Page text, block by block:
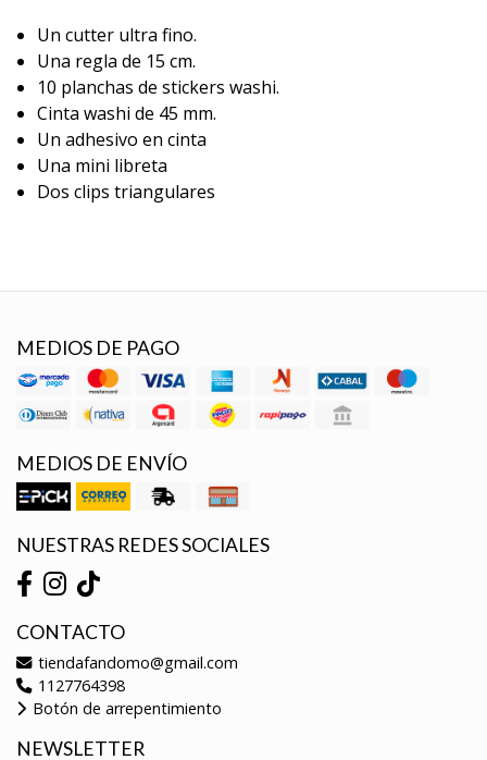
Un cutter ultra fino.
Una regla de 15 cm.
10 planchas de stickers washi.
Cinta washi de 45 mm.
Un adhesivo en cinta
Una mini libreta
Dos clips triangulares
MEDIOS DE PAGO
MEDIOS DE ENVÍO
NUESTRAS REDES SOCIALES
CONTACTO
tiendafandomo@gmail.com
1127764398
Botón de arrepentimiento
NEWSLETTER